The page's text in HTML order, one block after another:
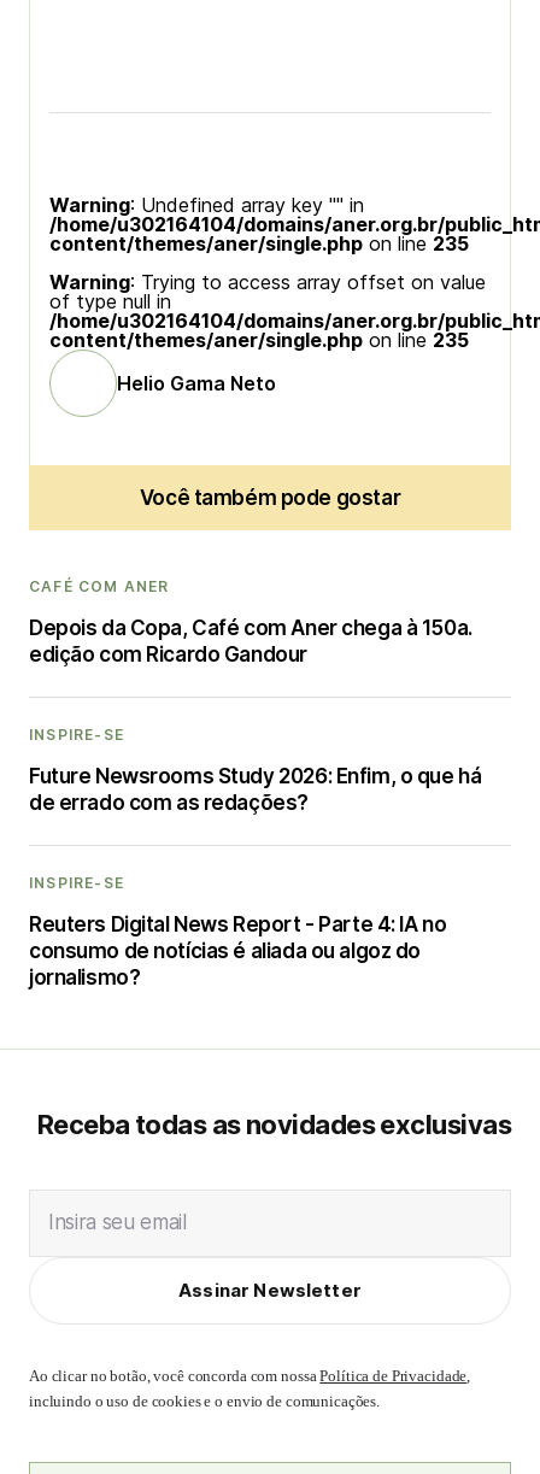
Warning: Undefined array key "" in
/home/u302164104/domains/aner.org.br/
content/themes/aner/single.php on line 235
Warning: Trying to access array offset on value
of type null in
/home/u302164104/domains/aner.org.br/
content/themes/aner/single.php on line 235
Helio Gama Neto
Você também pode gostar
CAFÉ COM ANER
Depois da Copa, Café com Aner chega à 150a.
edição com Ricardo Gandour
INSPIRE-SE
Future Newsrooms Study 2026: Enfim, o que há
de errado com as redações?
INSPIRE-SE
Reuters Digital News Report - Parte 4: IA no
consumo de notícias é aliada ou algoz do
jornalismo?
Receba todas as novidades exclusivas
Insira seu email
Assinar Newsletter
Ao clicar no botão, você concorda com nossaPolítica de Privacidade,
incluindo o uso de cookies e o envio de comunicações.